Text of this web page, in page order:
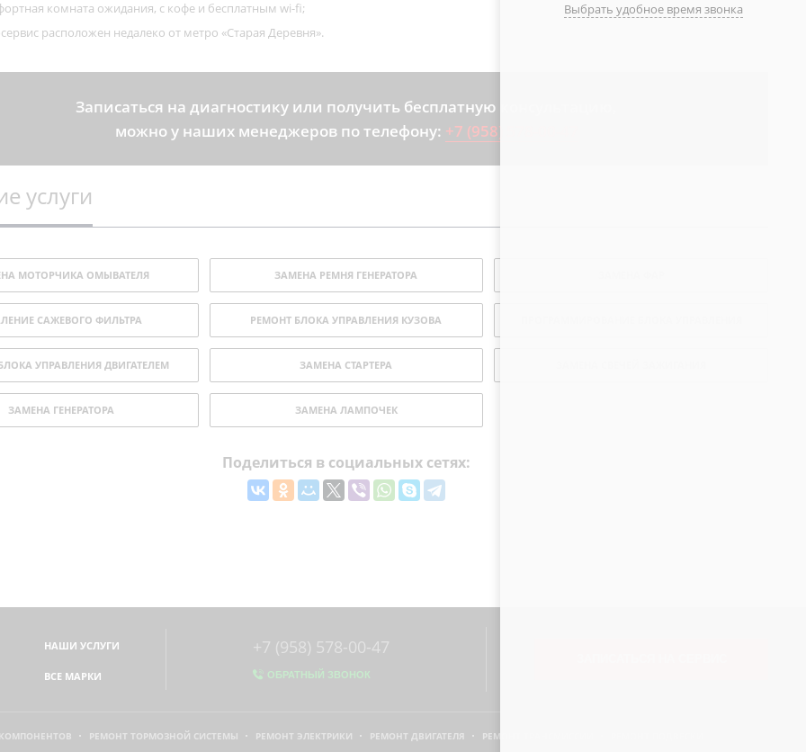
комната ожидания, с кофе и бесплатным wi-fi;
расположен недалеко от метро «Старая Деревня».
Записаться на диагностику или получить бесплатную консультацию,
можно у наших менеджеров по телефону: +7 (958) 578-00-47
услуги
МОТОРЧИКА ОМЫВАТЕЛЯ ЗАМЕНА РЕМНЯ ГЕНЕРАТОРА
САЖЕВОГО ФИЛЬТРА РЕМОНТ БЛОКА УПРАВЛЕНИЯ КУЗОВА
УПРАВЛЕНИЯ ДВИГАТЕЛЕМ ЗАМЕНА СТАРТЕРА
ЗАМЕНА ГЕНЕРАТОРА ЗАМЕНА ЛАМПОЧЕК
Поделиться в социальных сетях:
НАШИ УСЛУГИ
ВСЕ МАРКИ
+7 (958) 578-00-47
ОБРАТНЫЙ ЗВОНОК
РЕМОНТ ТОРМОЗНОЙ СИСТЕМЫ РЕМОНТ ЭЛЕКТРИКИ РЕМОНТ ДВИГАТЕЛЯ РЕМОНТ ТРАНСМИССИИ
Выбрать удобное время звонка